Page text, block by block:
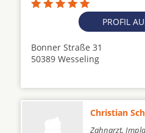
PROFIL
Bonner Straße 31
50389 Wesseling
Christian
Zahnarzt,